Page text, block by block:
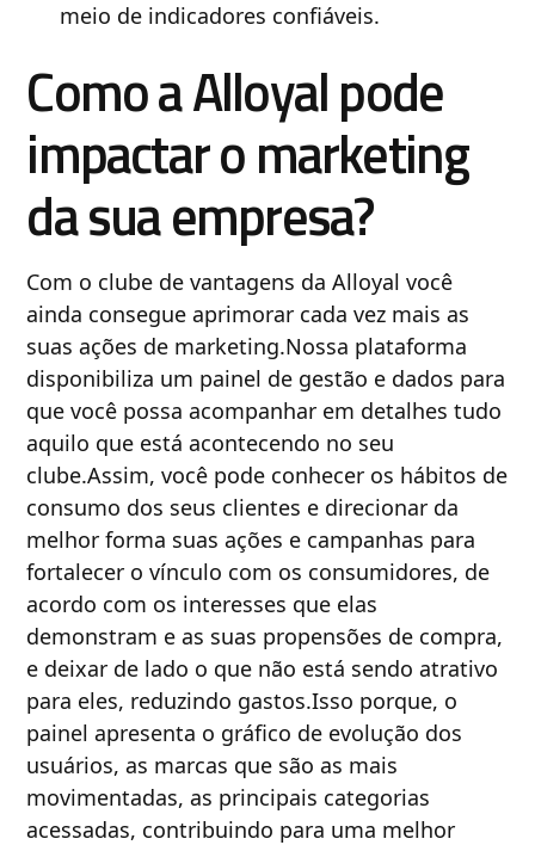
meio de indicadores confiáveis.
Como a Alloyal pode
impactar o marketing
da sua empresa?
Com o clube de vantagens da Alloyal você
ainda consegue aprimorar cada vez mais as
suas ações de marketing.Nossa plataforma
disponibiliza um painel de gestão e dados para
que você possa acompanhar em detalhes tudo
aquilo que está acontecendo no seu
clube.Assim, você pode conhecer os hábitos de
consumo dos seus clientes e direcionar da
melhor forma suas ações e campanhas para
fortalecer o vínculo com os consumidores, de
acordo com os interesses que elas
demonstram e as suas propensões de compra,
e deixar de lado o que não está sendo atrativo
para eles, reduzindo gastos.Isso porque, o
painel apresenta o gráfico de evolução dos
usuários, as marcas que são as mais
movimentadas, as principais categorias
acessadas, contribuindo para uma melhor